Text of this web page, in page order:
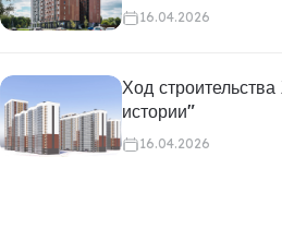
16.04.2026
Ход
истории"
16.04.2026